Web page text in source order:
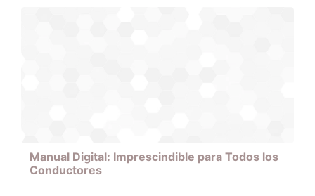
Manual Digital: Imprescindible para Todos los
Conductores